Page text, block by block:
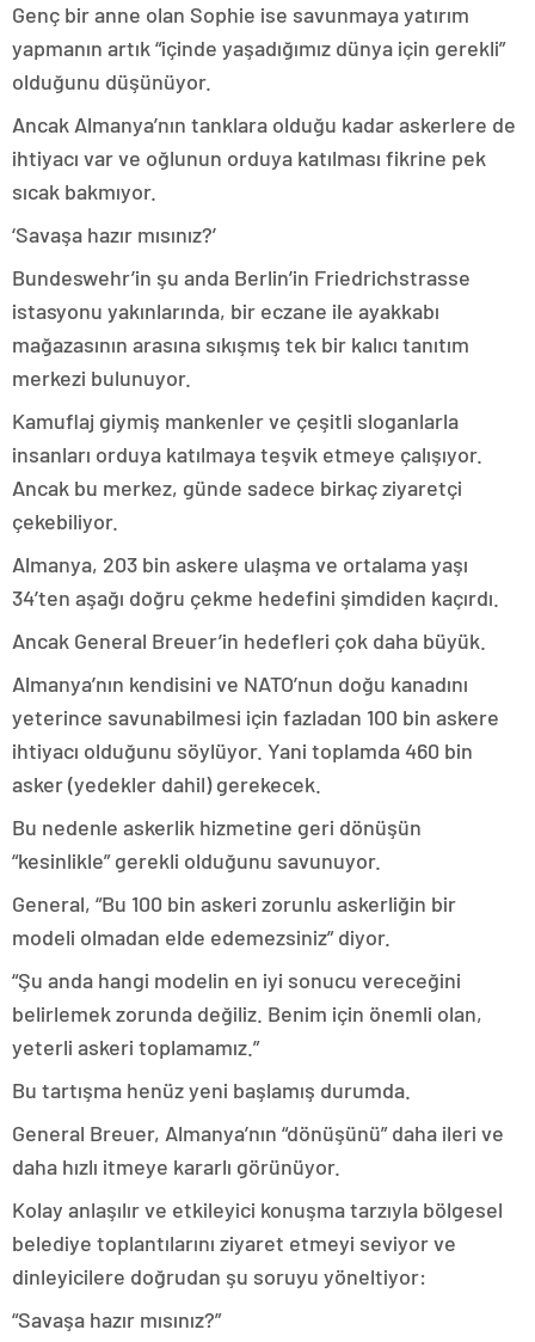
Genç bir anne olan Sophie ise savunmaya yatırım
yapmanın artık “içinde yaşadığımız dünya için gerekli”
olduğunu düşünüyor.
Ancak Almanya’nın tanklara olduğu kadar askerlere de
ihtiyacı var ve oğlunun orduya katılması fikrine pek
sıcak bakmıyor.
‘Savaşa hazır mısınız?’
Bundeswehr’in şu anda Berlin’in Friedrichstrasse
istasyonu yakınlarında, bir eczane ile ayakkabı
mağazasının arasına sıkışmış tek bir kalıcı tanıtım
merkezi bulunuyor.
Kamuflaj giymiş mankenler ve çeşitli sloganlarla
insanları orduya katılmaya teşvik etmeye çalışıyor.
Ancak bu merkez, günde sadece birkaç ziyaretçi
çekebiliyor.
Almanya, 203 bin askere ulaşma ve ortalama yaşı
34’ten aşağı doğru çekme hedefini şimdiden kaçırdı.
Ancak General Breuer’in hedefleri çok daha büyük.
Almanya’nın kendisini ve NATO’nun doğu kanadını
yeterince savunabilmesi için fazladan 100 bin askere
ihtiyacı olduğunu söylüyor. Yani toplamda 460 bin
asker (yedekler dahil) gerekecek.
Bu nedenle askerlik hizmetine geri dönüşün
“kesinlikle” gerekli olduğunu savunuyor.
General, “Bu 100 bin askeri zorunlu askerliğin bir
modeli olmadan elde edemezsiniz” diyor.
“Şu anda hangi modelin en iyi sonucu vereceğini
belirlemek zorunda değiliz. Benim için önemli olan,
yeterli askeri toplamamız.”
Bu tartışma henüz yeni başlamış durumda.
General Breuer, Almanya’nın “dönüşünü” daha ileri ve
daha hızlı itmeye kararlı görünüyor.
Kolay anlaşılır ve etkileyici konuşma tarzıyla bölgesel
belediye toplantılarını ziyaret etmeyi seviyor ve
dinleyicilere doğrudan şu soruyu yöneltiyor:
“Savaşa hazır mısınız?”